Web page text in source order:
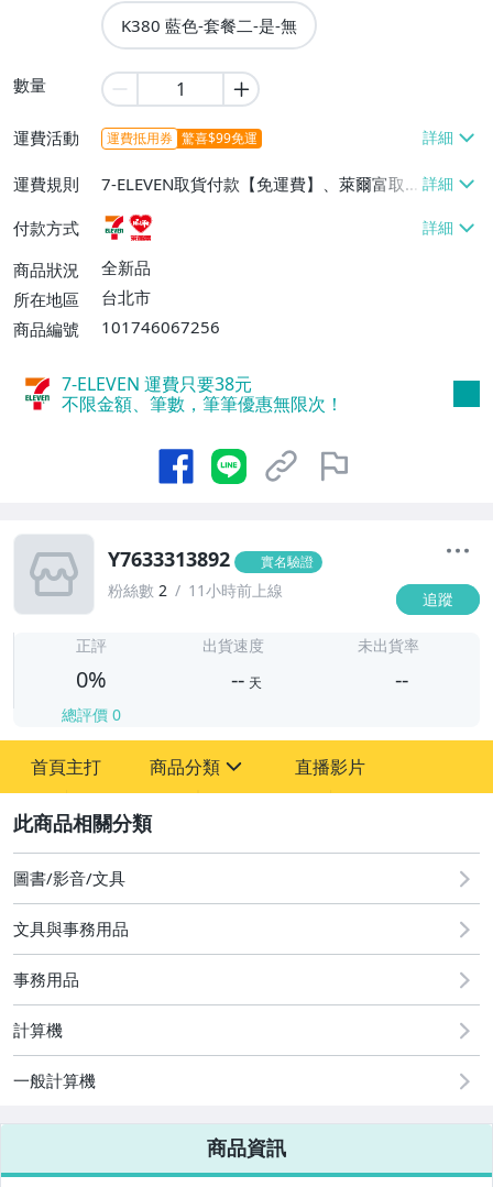
K380 藍色-套餐二-是-無
數量
運費活動 運費抵用券 驚喜$99免運
運費規則
7-ELEVEN取貨付款【免運費】、萊爾富取
貨付款【免運費】
付款方式
商品狀況
全新品
所在地區
台北市
商品編號
101746067256
7-ELEVEN 運費只要38元
不限金額、筆數，筆筆優惠無限次！
Y7633313892 實名驗證
粉絲數 2 11小時前上線 追蹤
正評
0%
總評價 0
出貨速度
-- 天
未出貨率
--
首頁主打 商品分類
圖書/影音/文具
古董、藝術與礦石
手機、配件與通訊
美容保養與彩妝
電腦、平板與周邊
直播影片
圖書/影音/文具
文具與事務用品
事務用品
計算機
一般計算機
商品資訊